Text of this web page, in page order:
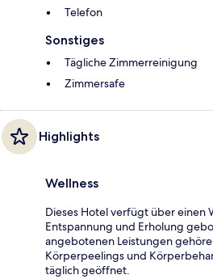
Telefon
Sonstiges
Tägliche Zimmerreinigung
Zimmersafe
Highlights
Wellness
Dieses Hotel verfügt über einen
Entspannung und Erholung
angebotenen Leistungen
Körperpeelings und
täglich geöffnet.